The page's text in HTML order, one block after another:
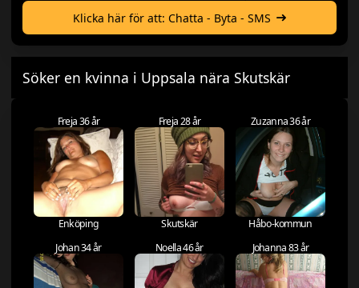
Klicka här för att: Chatta - Byta - SMS
Söker en kvinna i Uppsala nära Skutskär
Freja 36 år
Enköping
Freja 28 år
Skutskär
Zuzanna 36 år
Håbo-kommun
Johan 34 år
Noella 46 år Johanna 83 år